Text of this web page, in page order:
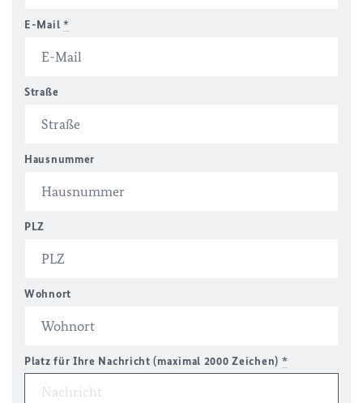
E-Mail *
Straße
Hausnummer
PLZ
Wohnort
Platz für Ihre Nachricht (maximal 2000 Zeichen) *